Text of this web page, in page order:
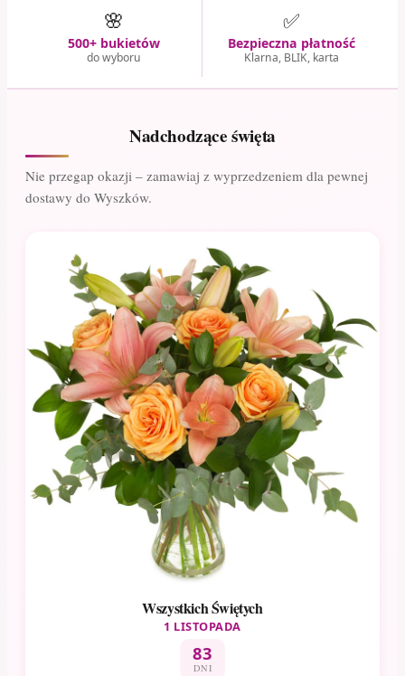
🌸
500+ bukietów
do wyboru
✅
Bezpieczna płatność
Klarna, BLIK, karta
Nadchodzące święta
Nie przegap okazji – zamawiaj z wyprzedzeniem dla pewnej
dostawy do Wyszków.
Wszystkich Świętych
1 LISTOPADA
83
DNI